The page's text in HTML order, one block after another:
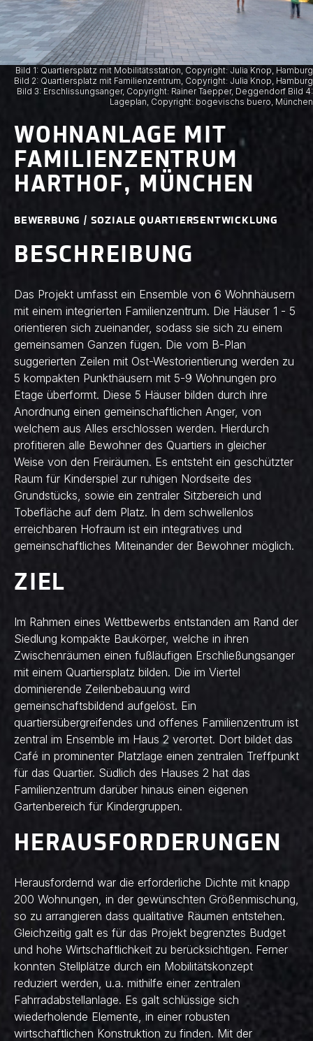
Bild 1: Quartiersplatz mit Mobilitätsstation, Copyright: Julia Knop, Hamburg
Bild 2: Quartiersplatz mit Familienzentrum, Copyright: Julia Knop, Hamburg
Bild 3: Erschlissungsanger, Copyright: Rainer Taepper, Deggendorf Bild 4:
Lageplan, Copyright: bogevischs buero, München
WOHNANLAGE MIT
FAMILIENZENTRUM
HARTHOF, MÜNCHEN
BEWERBUNG / SOZIALE QUARTIERSENTWICKLUNG
BESCHREIBUNG
Das Projekt umfasst ein Ensemble von 6 Wohnhäusern
mit einem integrierten Familienzentrum. Die Häuser 1 - 5
orientieren sich zueinander, sodass sie sich zu einem
gemeinsamen Ganzen fügen. Die vom B-Plan
suggerierten Zeilen mit Ost-Westorientierung werden zu
5 kompakten Punkthäusern mit 5-9 Wohnungen pro
Etage überformt. Diese 5 Häuser bilden durch ihre
Anordnung einen gemeinschaftlichen Anger, von
welchem aus Alles erschlossen werden. Hierdurch
profitieren alle Bewohner des Quartiers in gleicher
Weise von den Freiräumen. Es entsteht ein geschützter
Raum für Kinderspiel zur ruhigen Nordseite des
Grundstücks, sowie ein zentraler Sitzbereich und
Tobefläche auf dem Platz. In dem schwellenlos
erreichbaren Hofraum ist ein integratives und
gemeinschaftliches Miteinander der Bewohner möglich.
ZIEL
Im Rahmen eines Wettbewerbs entstanden am Rand der
Siedlung kompakte Baukörper, welche in ihren
Zwischenräumen einen fußläufigen Erschließungsanger
mit einem Quartiersplatz bilden. Die im Viertel
dominierende Zeilenbebauung wird
gemeinschaftsbildend aufgelöst. Ein
quartiersübergreifendes und offenes Familienzentrum ist
zentral im Ensemble im Haus 2 verortet. Dort bildet das
Café in prominenter Platzlage einen zentralen Treffpunkt
für das Quartier. Südlich des Hauses 2 hat das
Familienzentrum darüber hinaus einen eigenen
Gartenbereich für Kindergruppen.
HERAUSFORDERUNGEN
Herausfordernd war die erforderliche Dichte mit knapp
200 Wohnungen, in der gewünschten Größenmischung,
so zu arrangieren dass qualitative Räumen entstehen.
Gleichzeitig galt es für das Projekt begrenztes Budget
und hohe Wirtschaftlichkeit zu berücksichtigen. Ferner
konnten Stellplätze durch ein Mobilitätskonzept
reduziert werden, u.a. mithilfe einer zentralen
Fahrradabstellanlage. Es galt schlüssige sich
wiederholende Elemente, in einer robusten
wirtschaftlichen Konstruktion zu finden. Mit der